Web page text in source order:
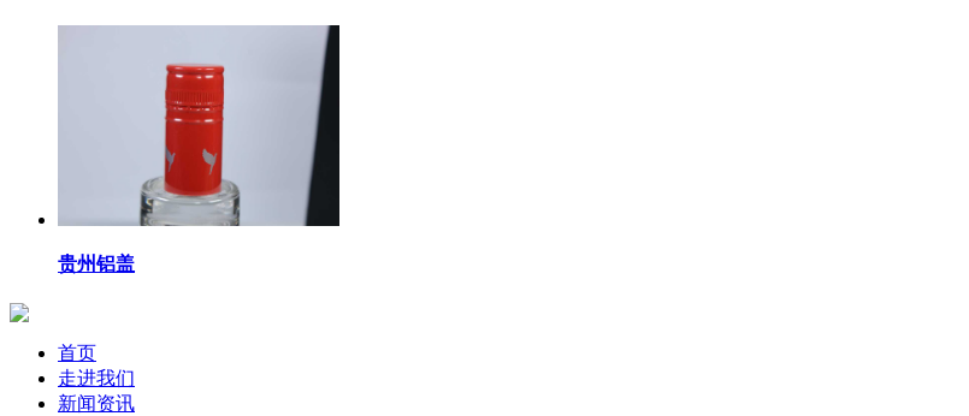
贵州铝盖
首页
走进我们
新闻资讯